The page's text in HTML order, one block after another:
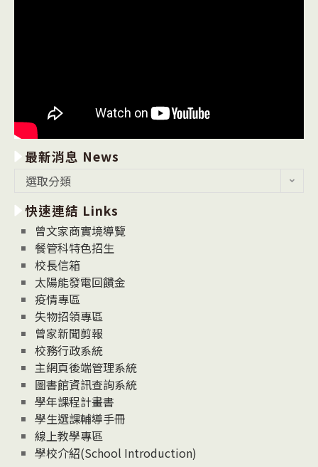
最新消息 News
消
息
News
選取分類
快速連結 Links
曾文家商實境導覽
餐管科特色招生
校長信箱
太陽能發電回饋金
疫情專區
失物招領專區
曾家新聞剪報
校務行政系統
主網頁後端管理系統
圖書館資訊查詢系統
學年課程計畫書
學生選課輔導手冊
線上教學專區
學校介紹(School Introduction)